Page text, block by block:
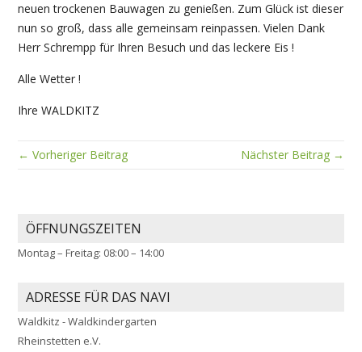
neuen trockenen Bauwagen zu genießen. Zum Glück ist dieser
nun so groß, dass alle gemeinsam reinpassen. Vielen Dank
Herr Schrempp für Ihren Besuch und das leckere Eis !
Alle Wetter !
Ihre WALDKITZ
← Vorheriger Beitrag Nächster Beitrag →
ÖFFNUNGSZEITEN
Montag – Freitag: 08:00 – 14:00
ADRESSE FÜR DAS NAVI
Waldkitz - Waldkindergarten
Rheinstetten e.V.